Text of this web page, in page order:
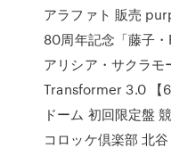
アラファト 販売
80周年記念「藤子
アリシア・サクラモ
Transformer 3.0 【
ドーム 初回限定盤
コロッケ倶楽部 北